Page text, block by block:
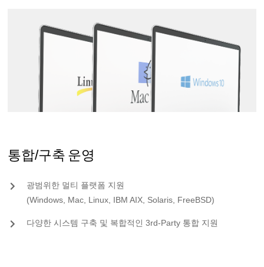
통합/구축 운영
광범위한 멀티 플랫폼 지원
(Windows, Mac, Linux, IBM AIX, Solaris, FreeBSD)
다양한 시스템 구축 및 복합적인 3rd-Party 통합 지원